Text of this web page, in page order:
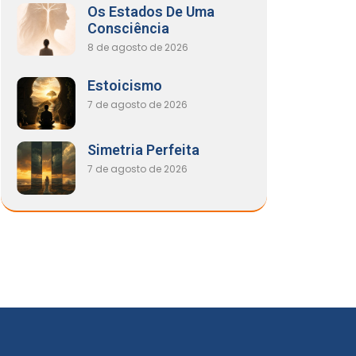
Os Estados De Uma
Consciência
8 de agosto de 2026
Estoicismo
7 de agosto de 2026
Simetria Perfeita
7 de agosto de 2026